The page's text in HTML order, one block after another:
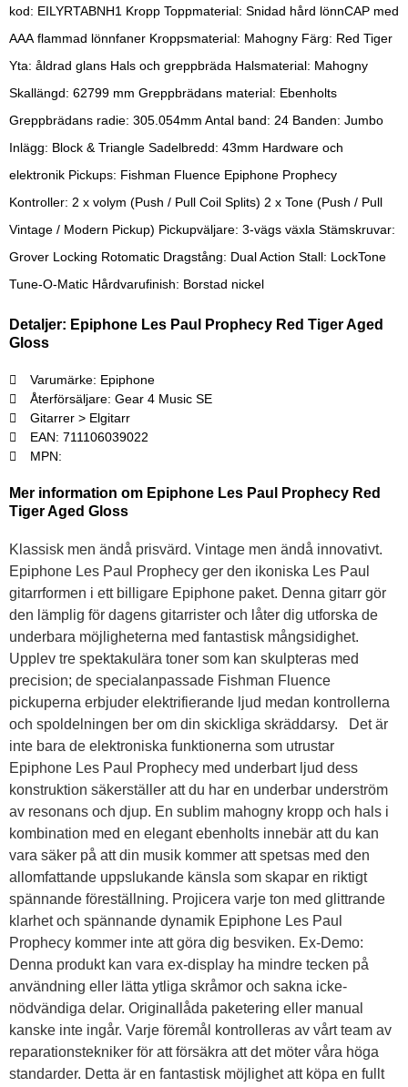
kod: EILYRTABNH1 Kropp Toppmaterial: Snidad hård lönnCAP med
AAA flammad lönnfaner Kroppsmaterial: Mahogny Färg: Red Tiger
Yta: åldrad glans Hals och greppbräda Halsmaterial: Mahogny
Skallängd: 62799 mm Greppbrädans material: Ebenholts
Greppbrädans radie: 305.054mm Antal band: 24 Banden: Jumbo
Inlägg: Block & Triangle Sadelbredd: 43mm Hardware och
elektronik Pickups: Fishman Fluence Epiphone Prophecy
Kontroller: 2 x volym (Push / Pull Coil Splits) 2 x Tone (Push / Pull
Vintage / Modern Pickup) Pickupväljare: 3-vägs växla Stämskruvar:
Grover Locking Rotomatic Dragstång: Dual Action Stall: LockTone
Tune-O-Matic Hårdvarufinish: Borstad nickel
Detaljer: Epiphone Les Paul Prophecy Red Tiger Aged
Gloss
Varumärke: Epiphone
Återförsäljare: Gear 4 Music SE
Gitarrer > Elgitarr
EAN: 711106039022
MPN:
Mer information om Epiphone Les Paul Prophecy Red
Tiger Aged Gloss
Klassisk men ändå prisvärd. Vintage men ändå innovativt.
Epiphone Les Paul Prophecy ger den ikoniska Les Paul
gitarrformen i ett billigare Epiphone paket. Denna gitarr gör
den lämplig för dagens gitarrister och låter dig utforska de
underbara möjligheterna med fantastisk mångsidighet.
Upplev tre spektakulära toner som kan skulpteras med
precision; de specialanpassade Fishman Fluence
pickuperna erbjuder elektrifierande ljud medan kontrollerna
och spoldelningen ber om din skickliga skräddarsy. Det är
inte bara de elektroniska funktionerna som utrustar
Epiphone Les Paul Prophecy med underbart ljud dess
konstruktion säkerställer att du har en underbar underström
av resonans och djup. En sublim mahogny kropp och hals i
kombination med en elegant ebenholts innebär att du kan
vara säker på att din musik kommer att spetsas med den
allomfattande uppslukande känsla som skapar en riktigt
spännande föreställning. Projicera varje ton med glittrande
klarhet och spännande dynamik Epiphone Les Paul
Prophecy kommer inte att göra dig besviken. Ex-Demo:
Denna produkt kan vara ex-display ha mindre tecken på
användning eller lätta ytliga skråmor och sakna icke-
nödvändiga delar. Originallåda paketering eller manual
kanske inte ingår. Varje föremål kontrolleras av vårt team av
reparationstekniker för att försäkra att det möter våra höga
standarder. Detta är en fantastisk möjlighet att köpa en fullt